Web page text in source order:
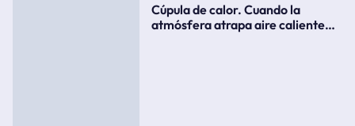
Cúpula de calor. Cuando la
atmósfera atrapa aire caliente